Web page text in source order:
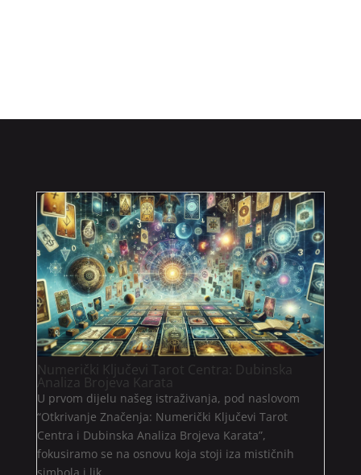
Numerički Ključevi Tarot Centra: Dubinska
Analiza Brojeva Karata
U prvom dijelu našeg istraživanja, pod naslovom
“Otkrivanje Značenja: Numerički Ključevi Tarot
Centra i Dubinska Analiza Brojeva Karata”,
fokusiramo se na osnovu koja stoji iza mističnih
simbola i lik